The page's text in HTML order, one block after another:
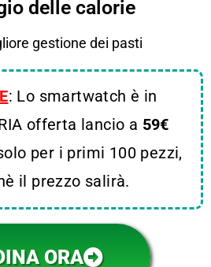
delle calorie
gestione dei pasti
: Lo smartwatch è in
offerta lancio a 59€
per i primi 100 pezzi,
il prezzo salirà.
ORA